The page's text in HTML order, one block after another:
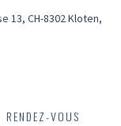
13, CH-8302 Kloten,
RENDEZ-VOUS